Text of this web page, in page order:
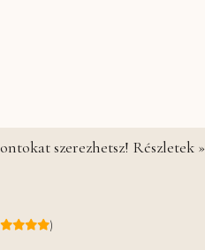
szerezhetsz! Részletek »
)